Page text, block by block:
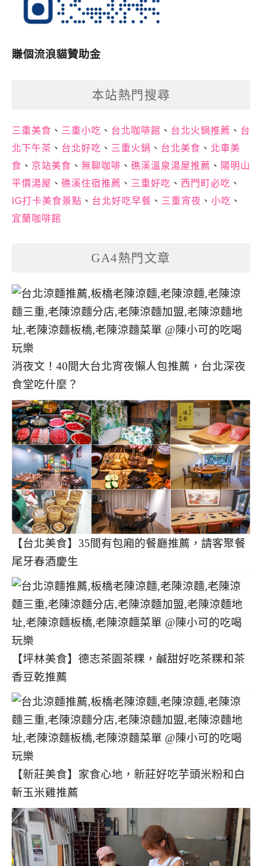
賺個流浪貓贊助金
本站熱門搜尋
三重美食 、 三重小吃 、 台北咖啡館 、 台北火鍋推薦 、 台
北下午茶 、 台北好吃 、 三重火鍋 、 台北美食 、 北車美
食 、 京站美食 、 無聊咖啡 、 礁溪溫泉湯屋推薦 、 陽明山
平價湯屋 、 礁溪住宿推薦 、 三重好吃 、 西門町必吃 、
IG打卡美食景點 、 台北好吃早餐 、 三重宵夜 、 小吃 、
宜蘭咖啡館
GA4熱門文章
消夜文！40間大台北宵夜懶人包推薦，台北深夜
食堂吃什麼？
【台北美食】35間有包廂的餐廳推薦，請客聚餐
尾牙春酒慶生
【坪林美食】德志茶園茶粿，鹹甜好吃茶粿和茶
香豆乾推薦
【新莊美食】家食心地，新莊好吃芋頭米粉和白
斬玉米雞推薦